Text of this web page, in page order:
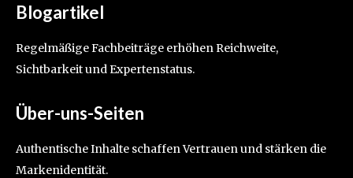
Blogartikel
Regelmäßige Fachbeiträge erhöhen Reichweite,
Sichtbarkeit und Expertenstatus.
Über-uns-Seiten
Authentische Inhalte schaffen Vertrauen und stärken die
Markenidentität.